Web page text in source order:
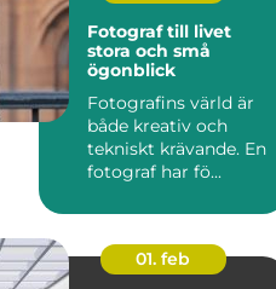
Fotograf till livet
stora och små
ögonblick
Fotografins värld är
både kreativ och
tekniskt krävande. En
fotograf har fö...
01. feb